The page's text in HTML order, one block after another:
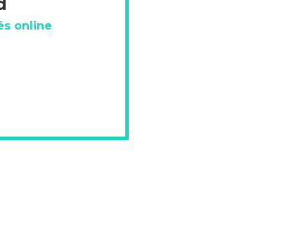
online